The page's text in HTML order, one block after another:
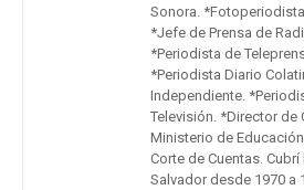
Sonora.
*Jefe de Prensa de
*Periodista de
*Periodista Diario
Independiente.
Televisión. *Director de
Ministerio de
Corte de Cuentas. Cubrí
Salvador desde 1970 a